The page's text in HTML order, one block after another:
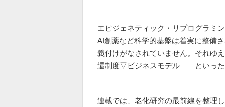
エピジェネティック・リプログラミ
AI創薬など科学的基盤は着実に整備
義付けがなされていません。それ
還制度▽ビジネスモデル――といった
連載では、老化研究の最前線を整理